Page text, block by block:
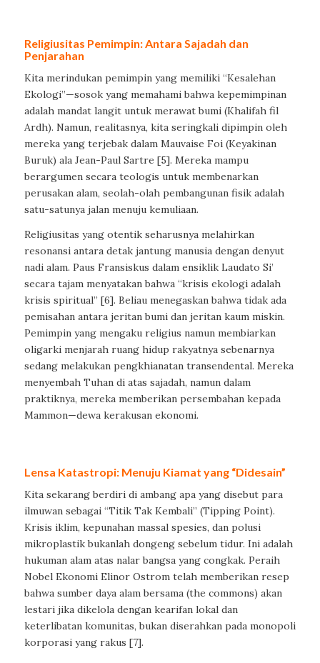
Religiusitas Pemimpin: Antara Sajadah dan
Penjarahan
Kita merindukan pemimpin yang memiliki “Kesalehan
Ekologi”—sosok yang memahami bahwa kepemimpinan
adalah mandat langit untuk merawat bumi (Khalifah fil
Ardh). Namun, realitasnya, kita seringkali dipimpin oleh
mereka yang terjebak dalam Mauvaise Foi (Keyakinan
Buruk) ala Jean-Paul Sartre [5]. Mereka mampu
berargumen secara teologis untuk membenarkan
perusakan alam, seolah-olah pembangunan fisik adalah
satu-satunya jalan menuju kemuliaan.
Religiusitas yang otentik seharusnya melahirkan
resonansi antara detak jantung manusia dengan denyut
nadi alam. Paus Fransiskus dalam ensiklik Laudato Si’
secara tajam menyatakan bahwa “krisis ekologi adalah
krisis spiritual” [6]. Beliau menegaskan bahwa tidak ada
pemisahan antara jeritan bumi dan jeritan kaum miskin.
Pemimpin yang mengaku religius namun membiarkan
oligarki menjarah ruang hidup rakyatnya sebenarnya
sedang melakukan pengkhianatan transendental. Mereka
menyembah Tuhan di atas sajadah, namun dalam
praktiknya, mereka memberikan persembahan kepada
Mammon—dewa kerakusan ekonomi.
Lensa Katastropi: Menuju Kiamat yang “Didesain”
Kita sekarang berdiri di ambang apa yang disebut para
ilmuwan sebagai “Titik Tak Kembali” (Tipping Point).
Krisis iklim, kepunahan massal spesies, dan polusi
mikroplastik bukanlah dongeng sebelum tidur. Ini adalah
hukuman alam atas nalar bangsa yang congkak. Peraih
Nobel Ekonomi Elinor Ostrom telah memberikan resep
bahwa sumber daya alam bersama (the commons) akan
lestari jika dikelola dengan kearifan lokal dan
keterlibatan komunitas, bukan diserahkan pada monopoli
korporasi yang rakus [7].